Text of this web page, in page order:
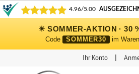
☀ SOMMER-AKTION · 30
Code SOMMER30 im
Ihr Konto